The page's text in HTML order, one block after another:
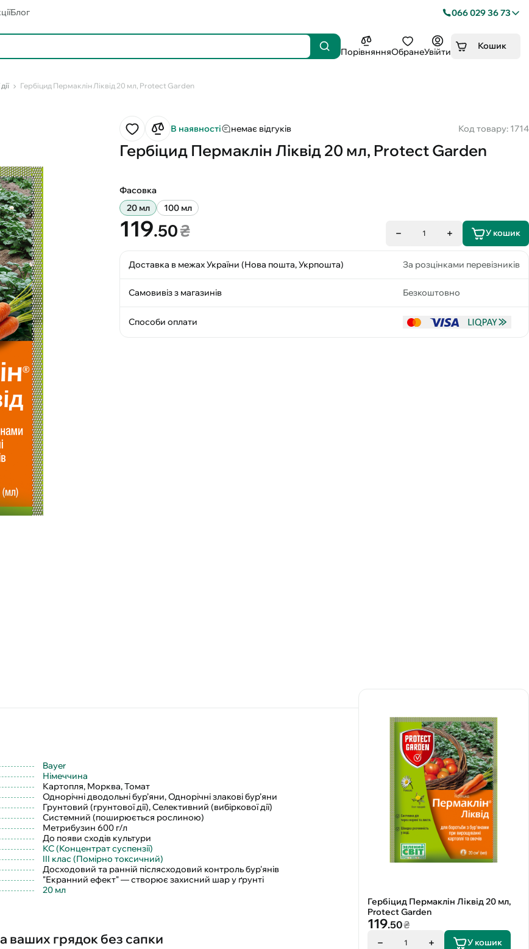
Блог 066 029 36 73
ПорівнянняОбранеУвійти
Кошик
Гербіцид Пермаклін Ліквід 20 мл, Protect Garden
В наявності немає відгуків Код товару: 1714
Гербіцид Пермаклін Ліквід 20 мл, Protect Garden
Фасовка
20 мл
100 мл
119.50₴ 1 У кошик
Доставка в межах України (Нова пошта, Укрпошта) За розцінками перевізників
Самовивіз з магазинів Безкоштовно
Способи оплати
Bayer
Німеччина
Картопля, Морква, Томат
Однорічні дводольні бур’яни, Однорічні злакові бур’яни
Грунтовий (грунтової дії), Селективний (вибіркової дії)
Системний (поширюється рослиною)
Метрибузин 600 г/л
До появи сходів культури
КС (Концентрат суспензії)
III клас (Помірно токсичний)
Досходовий та ранній післясходовий контроль бур'янів
"Екранний ефект" — створює захисний шар у ґрунті
20 мл
ваших грядок без сапки
Гербіцид Пермаклін Ліквід 20 мл,
Protect Garden
119.50₴
1 У кошик